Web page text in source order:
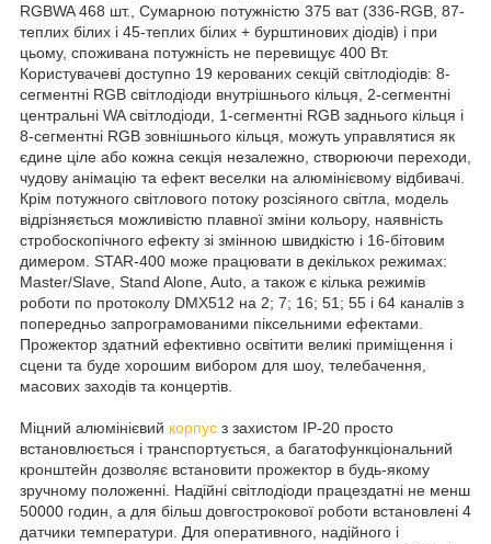
RGBWA 468 шт., Сумарною потужністю 375 ват (336-RGB, 87-
теплих білих і 45-теплих білих + бурштинових діодів) і при
цьому, споживана потужність не перевищує 400 Вт.
Користувачеві доступно 19 керованих секцій світлодіодів: 8-
сегментні RGB світлодіоди внутрішнього кільця, 2-сегментні
центральні WA світлодіоди, 1-сегментні RGB заднього кільця і ​​
8-сегментні RGB зовнішнього кільця, можуть управлятися як
єдине ціле або кожна секція незалежно, створюючи переходи,
чудову анімацію та ефект веселки на алюмінієвому відбивачі.
Крім потужного світлового потоку розсіяного світла, модель
відрізняється можливістю плавної зміни кольору, наявність
стробоскопічного ефекту зі змінною швидкістю і 16-бітовим
димером. STAR-400 може працювати в декількох режимах:
Master/Slave, Stand Alone, Auto, а також є кілька режимів
роботи по протоколу DMX512 на 2; 7; 16; 51; 55 і 64 каналів з
попередньо запрограмованими піксельними ефектами.
Прожектор здатний ефективно освітити великі приміщення і
сцени та буде хорошим вибором для шоу, телебачення,
масових заходів та концертів.
Міцний алюмінієвий корпус з захистом IP-20 просто
встановлюється і транспортується, а багатофункціональний
кронштейн дозволяє встановити прожектор в будь-якому
зручному положенні. Надійні світлодіоди працездатні не менш
50000 годин, а для більш довгострокової роботи встановлені 4
датчики температури. Для оперативного, надійного і